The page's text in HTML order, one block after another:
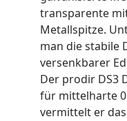
transparente
Metallspitze.
man die stabile
versenkbarer
Der prodir DS3
für mittelharte
vermittelt er